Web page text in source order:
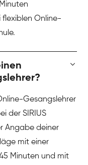
flexiblen Online-
Gesangslehrer
der SIRIUS
Angabe deiner
mit einer
Minuten und mit